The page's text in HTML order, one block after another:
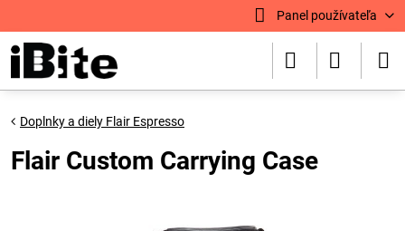
Panel používateľa
Doplnky a diely Flair Espresso
Flair Custom Carrying Case